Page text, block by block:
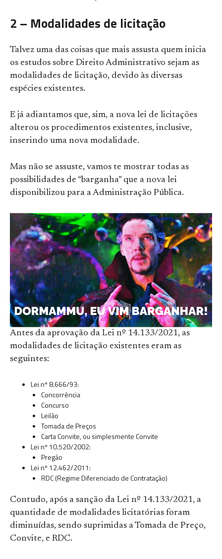
2 – Modalidades de licitação
Talvez uma das coisas que mais assusta quem inicia
os estudos sobre Direito Administrativo sejam as
modalidades de licitação, devido às diversas
espécies existentes.
E já adiantamos que, sim, a nova lei de licitações
alterou os procedimentos existentes, inclusive,
inserindo uma nova modalidade.
Mas não se assuste, vamos te mostrar todas as
possibilidades de “barganha” que a nova lei
disponibilizou para a Administração Pública.
Antes da aprovação da Lei nº 14.133/2021, as
modalidades de licitação existentes eram as
seguintes:
Lei nº 8.666/93:
Concorrência
Concurso
Leilão
Tomada de Preços
Carta Convite, ou simplesmente Convite
Lei nº 10.520/2002:
Pregão
Lei nº 12.462/2011:
RDC (Regime Diferenciado de Contratação)
Contudo, após a sanção da Lei nº 14.133/2021, a
quantidade de modalidades licitatórias foram
diminuídas, sendo suprimidas a Tomada de Preço,
Convite, e RDC.